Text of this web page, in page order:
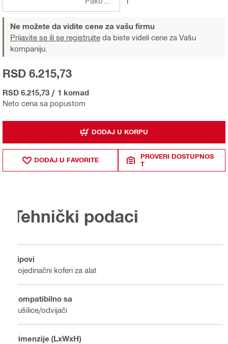
Ne možete da vidite cene za vašu firmu
Prijavite se ili se registrujte da biste videli cene za Vašu
kompaniju.
Neto cena sa popustom
RSD 6.215,73
RSD 6.215,73 / 1 komad
DODAJ U KORPU
DODAJ U FAVORITE
PROVERI DOSTUPNOS
T
Tehnički podaci
Tipovi
Pojedinačni koferi za alat
Kompatibilno sa
Bušilice/odvijači
Dimenzije (LxWxH)